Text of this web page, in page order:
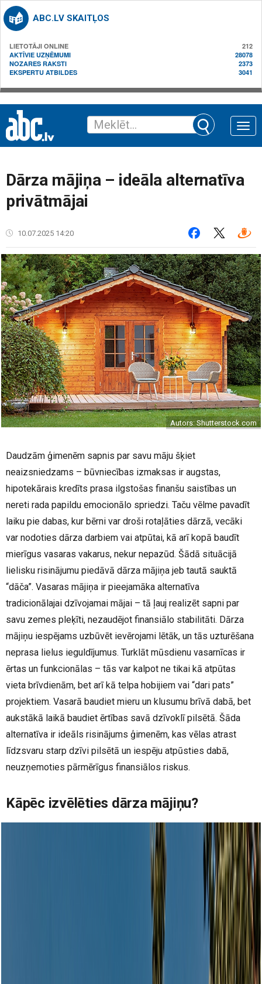
ABC.LV SKAITĻOS
LIETOTĀJI ONLINE
212
AKTĪVIE UZŅĒMUMI
28078
NOZARES RAKSTI
2373
EKSPERTU ATBILDES
3041
Toggle
Dārza mājiņa – ideāla alternatīva
privātmājai
10.07.2025 14:20
Autors: Shutterstock.com
Daudzām ģimenēm sapnis par savu māju šķiet
neaizsniedzams – būvniecības izmaksas ir augstas,
hipotekārais kredīts prasa ilgstošas finanšu saistības un
nereti rada papildu emocionālo spriedzi. Taču vēlme pavadīt
laiku pie dabas, kur bērni var droši rotaļāties dārzā, vecāki
var nodoties dārza darbiem vai atpūtai, kā arī kopā baudīt
mierīgus vasaras vakarus, nekur nepazūd. Šādā situācijā
lielisku risinājumu piedāvā dārza mājiņa jeb tautā sauktā
“dāča”. Vasaras mājiņa ir pieejamāka alternatīva
tradicionālajai dzīvojamai mājai – tā ļauj realizēt sapni par
savu zemes pleķīti, nezaudējot finansiālo stabilitāti. Dārza
mājiņu iespējams uzbūvēt ievērojami lētāk, un tās uzturēšana
neprasa lielus ieguldījumus. Turklāt mūsdienu vasarnīcas ir
ērtas un funkcionālas – tās var kalpot ne tikai kā atpūtas
vieta brīvdienām, bet arī kā telpa hobijiem vai “dari pats”
projektiem. Vasarā baudiet mieru un klusumu brīvā dabā, bet
aukstākā laikā baudiet ērtības savā dzīvoklī pilsētā. Šāda
alternatīva ir ideāls risinājums ģimenēm, kas vēlas atrast
līdzsvaru starp dzīvi pilsētā un iespēju atpūsties dabā,
neuzņemoties pārmērīgus finansiālos riskus.
Kāpēc izvēlēties dārza mājiņu?